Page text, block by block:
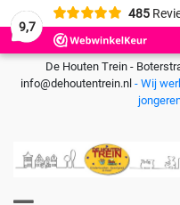
9,7
485
De Houten Trein -
info@dehoutentrein.nl - Wij